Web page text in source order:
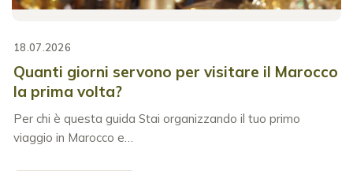
18.07.2026
Quanti giorni servono per visitare il Marocco
la prima volta?
Per chi è questa guida Stai organizzando il tuo primo
viaggio in Marocco e…